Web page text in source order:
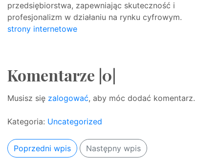
przedsiębiorstwa, zapewniając skuteczność i
profesjonalizm w działaniu na rynku cyfrowym.
strony internetowe
Komentarze |0|
Musisz się zalogować, aby móc dodać komentarz.
Kategoria: Uncategorized
Poprzedni wpis Następny wpis